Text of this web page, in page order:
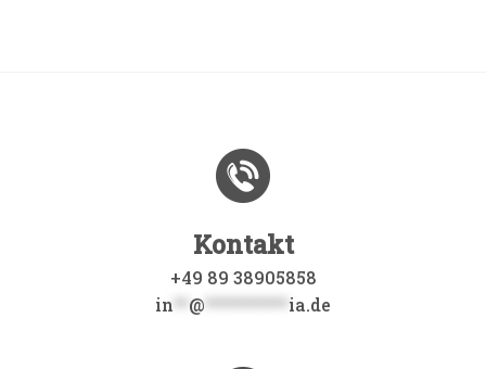
Kontakt
+49 89 38905858
in
@ ia.de